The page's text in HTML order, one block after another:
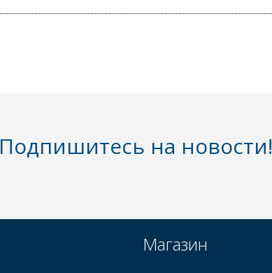
Подпишитесь на новости!
Магазин